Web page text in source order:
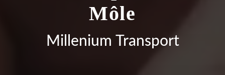
Môle
Millenium Transport